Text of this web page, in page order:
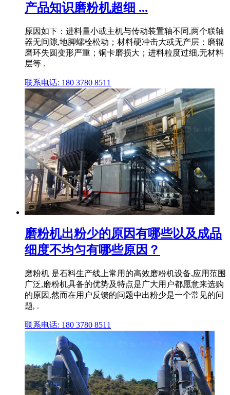
产品知识磨粉机超细 ...
原因如下：进料量小或主机与传动装置轴不同,两个联轴
器无间隙,地脚螺栓松动；材料硬冲击大或无产层；磨辊
磨环失圆变形严重；铜卡磨损大；进料粒度过细,无材料
层等 .
联系电话: 180 3780 8511
磨粉机出粉少的原因有哪些以及成品
细度不均匀有哪些原因？
磨粉机 是石料生产线上常用的高效磨粉机设备,应用范围
广泛,磨粉机具备的优势及特点是广大用户都愿意来选购
的原因,然而在用户反馈的问题中出粉少是一个常见的问
题, .
联系电话: 180 3780 8511